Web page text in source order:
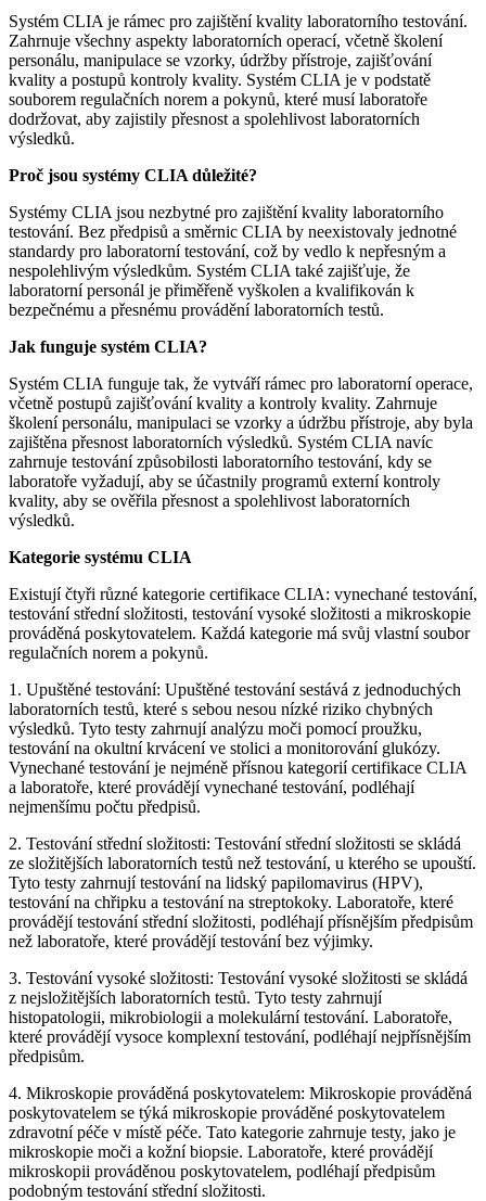
Systém CLIA je rámec pro zajištění kvality laboratorního testování.
Zahrnuje všechny aspekty laboratorních operací, včetně školení
personálu, manipulace se vzorky, údržby přístroje, zajišťování
kvality a postupů kontroly kvality. Systém CLIA je v podstatě
souborem regulačních norem a pokynů, které musí laboratoře
dodržovat, aby zajistily přesnost a spolehlivost laboratorních
výsledků.
Proč jsou systémy CLIA důležité?
Systémy CLIA jsou nezbytné pro zajištění kvality laboratorního
testování. Bez předpisů a směrnic CLIA by neexistovaly jednotné
standardy pro laboratorní testování, což by vedlo k nepřesným a
nespolehlivým výsledkům. Systém CLIA také zajišťuje, že
laboratorní personál je přiměřeně vyškolen a kvalifikován k
bezpečnému a přesnému provádění laboratorních testů.
Jak funguje systém CLIA?
Systém CLIA funguje tak, že vytváří rámec pro laboratorní operace,
včetně postupů zajišťování kvality a kontroly kvality. Zahrnuje
školení personálu, manipulaci se vzorky a údržbu přístroje, aby byla
zajištěna přesnost laboratorních výsledků. Systém CLIA navíc
zahrnuje testování způsobilosti laboratorního testování, kdy se
laboratoře vyžadují, aby se účastnily programů externí kontroly
kvality, aby se ověřila přesnost a spolehlivost laboratorních
výsledků.
Kategorie systému CLIA
Existují čtyři různé kategorie certifikace CLIA: vynechané testování,
testování střední složitosti, testování vysoké složitosti a mikroskopie
prováděná poskytovatelem. Každá kategorie má svůj vlastní soubor
regulačních norem a pokynů.
1. Upuštěné testování: Upuštěné testování sestává z jednoduchých
laboratorních testů, které s sebou nesou nízké riziko chybných
výsledků. Tyto testy zahrnují analýzu moči pomocí proužku,
testování na okultní krvácení ve stolici a monitorování glukózy.
Vynechané testování je nejméně přísnou kategorií certifikace CLIA
a laboratoře, které provádějí vynechané testování, podléhají
nejmenšímu počtu předpisů.
2. Testování střední složitosti: Testování střední složitosti se skládá
ze složitějších laboratorních testů než testování, u kterého se upouští.
Tyto testy zahrnují testování na lidský papilomavirus (HPV),
testování na chřipku a testování na streptokoky. Laboratoře, které
provádějí testování střední složitosti, podléhají přísnějším předpisům
než laboratoře, které provádějí testování bez výjimky.
3. Testování vysoké složitosti: Testování vysoké složitosti se skládá
z nejsložitějších laboratorních testů. Tyto testy zahrnují
histopatologii, mikrobiologii a molekulární testování. Laboratoře,
které provádějí vysoce komplexní testování, podléhají nejpřísnějším
předpisům.
4. Mikroskopie prováděná poskytovatelem: Mikroskopie prováděná
poskytovatelem se týká mikroskopie prováděné poskytovatelem
zdravotní péče v místě péče. Tato kategorie zahrnuje testy, jako je
mikroskopie moči a kožní biopsie. Laboratoře, které provádějí
mikroskopii prováděnou poskytovatelem, podléhají předpisům
podobným testování střední složitosti.